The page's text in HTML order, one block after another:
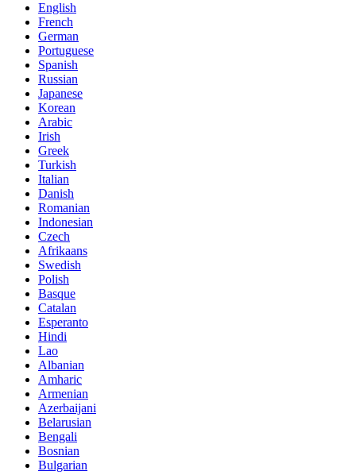
English
French
German
Portuguese
Spanish
Russian
Japanese
Korean
Arabic
Irish
Greek
Turkish
Italian
Danish
Romanian
Indonesian
Czech
Afrikaans
Swedish
Polish
Basque
Catalan
Esperanto
Hindi
Lao
Albanian
Amharic
Armenian
Azerbaijani
Belarusian
Bengali
Bosnian
Bulgarian